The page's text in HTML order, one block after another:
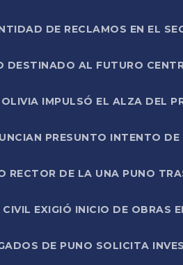
DE RECLAMOS EN EL
DESTINADO AL FUTURO
IMPULSÓ EL ALZA DEL
PRESUNTO INTENTO
RECTOR DE LA UNA PUNO
EXIGIÓ INICIO DE OBRAS
DE PUNO SOLICITA